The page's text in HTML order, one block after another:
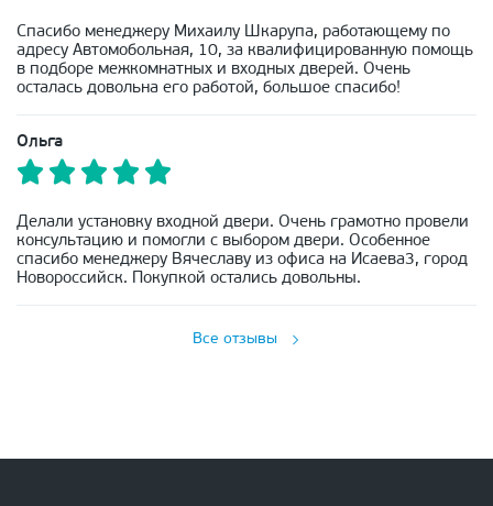
Спасибо менеджеру Михаилу Шкарупа, работающему по
адресу Автомобольная, 10, за квалифицированную помощь
в подборе межкомнатных и входных дверей. Очень
осталась довольна его работой, большое спасибо!
Ольга
Делали установку входной двери. Очень грамотно провели
консультацию и помогли с выбором двери. Особенное
спасибо менеджеру Вячеславу из офиса на Исаева3, город
Новороссийск. Покупкой остались довольны.
Все отзывы